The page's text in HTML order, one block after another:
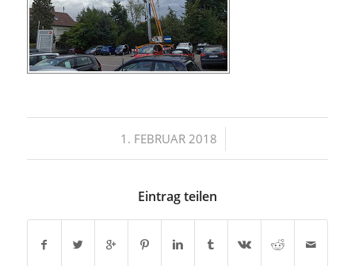
1. FEBRUAR 2018
/
Eintrag teilen